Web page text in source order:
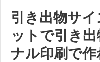
引き出物サ
ットで引き
ナル印刷で